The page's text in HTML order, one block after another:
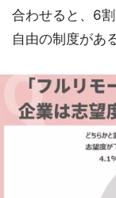
合わせると、6
自由の制度があ